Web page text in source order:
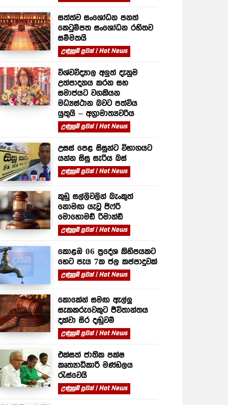
සත්ත්ව සංශෝධන පනත්
කෙටුම්පත සංශෝධන රහිතව
සම්මතයි
උණුසුම් පුවත් | Hot News
විශ්වවිද්‍යාල අලුත් දැනුම
උත්පාදනය කරන සහ
සමාජයට වගකියන
මධ්‍යස්ථාන බවට පත්විය
යුතුයි – අග්‍රාමාත්‍යවරිය
උණුසුම් පුවත් | Hot News
උසස් පෙළ සිසුන්ට විභාගයට
යන්න සිසු සැරිය බස්
උණුසුම් පුවත් | Hot News
කුඩු සල්ලිවලින් බැංකුත්
නොමඟ යැවූ ජිෆ්රි
මොහොමඩ් රිමාන්ඩ්
උණුසුම් පුවත් | Hot News
කොළඹ 06 ප්‍රදේශ කිහිපයකට
හෙට පැය 7ක ජල කප්පාදුවක්
උණුසුම් පුවත් | Hot News
කොකේන් සමඟ ඇල්ලූ
සැකකරුවෙකුට ජීවිතාන්තය
දක්වා සිර දඬුවම්
උණුසුම් පුවත් | Hot News
එක්සත් ජාතික පක්ෂ
කෘත්‍යාධිකාරී මණ්ඩලය
රැස්වෙයි
උණුසුම් පුවත් | Hot News